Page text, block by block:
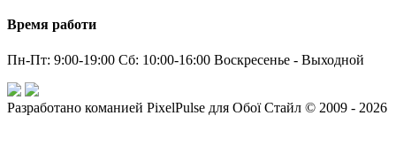
Время работи
Пн-Пт: 9:00-19:00 Сб: 10:00-16:00 Воскресенье - Выходной
Разработано команией PixelPulse для Обої Стайл © 2009 - 2026